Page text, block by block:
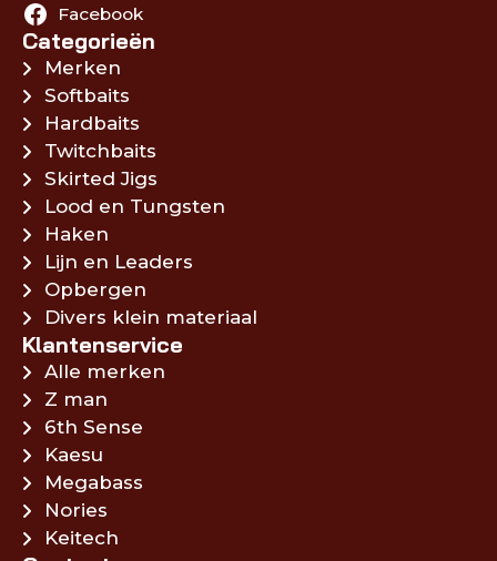
Facebook
Categorieën
Merken
Softbaits
Hardbaits
Twitchbaits
Skirted Jigs
Lood en Tungsten
Haken
Lijn en Leaders
Opbergen
Divers klein materiaal
Klantenservice
Alle merken
Z man
6th Sense
Kaesu
Megabass
Nories
Keitech